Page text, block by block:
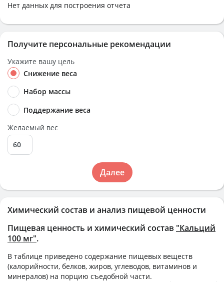
Химический состав и анализ пищевой ценности
Пищевая ценность и химический состав "Кальций
100 мг".
В таблице приведено содержание пищевых веществ
(калорийности, белков, жиров, углеводов, витаминов и
минералов) на порцию съедобной части.
Нет данных для построения отчета
Получите персональные рекомендации
Укажите вашу цель
Снижение веса
Набор массы
Поддержание веса
Желаемый вес
Далее